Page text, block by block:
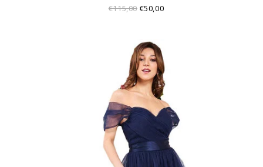
goedkoopste galajurken outlet in de regio Amersfoort. Altijd voordelig!
€115,00 €50,00